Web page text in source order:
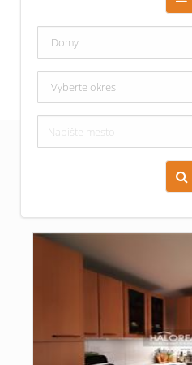
Zoraď podľa času pridania